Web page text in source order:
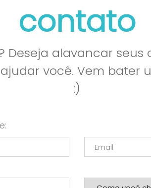
contato
Deseja alavancar seus
você. Vem bater
:)